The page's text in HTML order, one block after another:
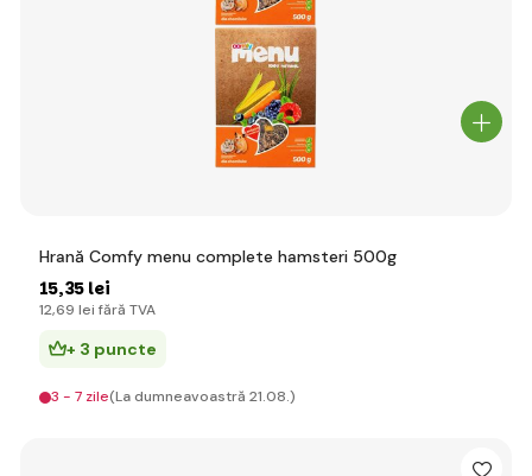
Hrană Comfy menu complete hamsteri 500g
15,35 lei
12,69 lei fără TVA
+ 3 puncte
3 - 7 zile(La dumneavoastră 21.08.)